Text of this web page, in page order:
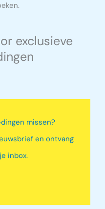
exclusieve
missen?
en ontvang
inbox.